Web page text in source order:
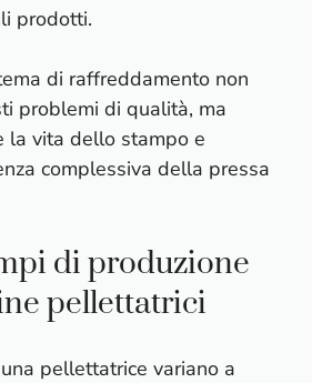
prodotti.
di raffreddamento non
problemi di qualità, ma
la vita dello stampo e
complessiva della pressa
di produzione
pellettatrici
pellettatrice variano a